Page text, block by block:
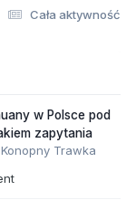
Cała aktywność
w Polsce pod
zapytania
Trawka